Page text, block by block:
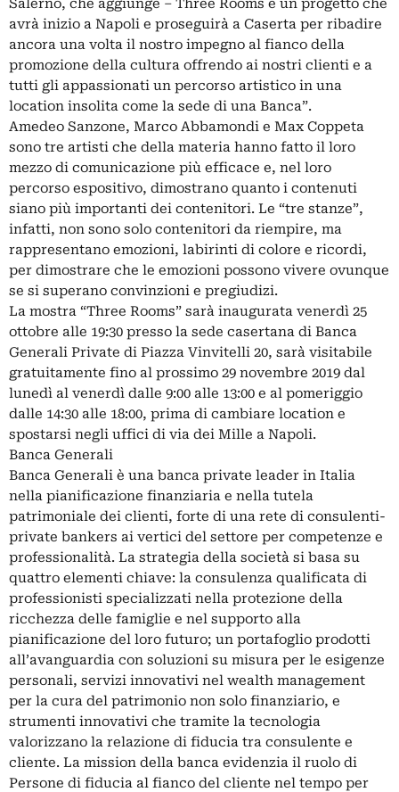
Salerno, che aggiunge – Three Rooms è un progetto che
avrà inizio a Napoli e proseguirà a Caserta per ribadire
ancora una volta il nostro impegno al fianco della
promozione della cultura offrendo ai nostri clienti e a
tutti gli appassionati un percorso artistico in una
location insolita come la sede di una Banca”.
Amedeo Sanzone, Marco Abbamondi e Max Coppeta
sono tre artisti che della materia hanno fatto il loro
mezzo di comunicazione più efficace e, nel loro
percorso espositivo, dimostrano quanto i contenuti
siano più importanti dei contenitori. Le “tre stanze”,
infatti, non sono solo contenitori da riempire, ma
rappresentano emozioni, labirinti di colore e ricordi,
per dimostrare che le emozioni possono vivere ovunque
se si superano convinzioni e pregiudizi.
La mostra “Three Rooms” sarà inaugurata venerdì 25
ottobre alle 19:30 presso la sede casertana di Banca
Generali Private di Piazza Vinvitelli 20, sarà visitabile
gratuitamente fino al prossimo 29 novembre 2019 dal
lunedì al venerdì dalle 9:00 alle 13:00 e al pomeriggio
dalle 14:30 alle 18:00, prima di cambiare location e
spostarsi negli uffici di via dei Mille a Napoli.
Banca Generali
Banca Generali è una banca private leader in Italia
nella pianificazione finanziaria e nella tutela
patrimoniale dei clienti, forte di una rete di consulenti-
private bankers ai vertici del settore per competenze e
professionalità. La strategia della società si basa su
quattro elementi chiave: la consulenza qualificata di
professionisti specializzati nella protezione della
ricchezza delle famiglie e nel supporto alla
pianificazione del loro futuro; un portafoglio prodotti
all’avanguardia con soluzioni su misura per le esigenze
personali, servizi innovativi nel wealth management
per la cura del patrimonio non solo finanziario, e
strumenti innovativi che tramite la tecnologia
valorizzano la relazione di fiducia tra consulente e
cliente. La mission della banca evidenzia il ruolo di
Persone di fiducia al fianco del cliente nel tempo per